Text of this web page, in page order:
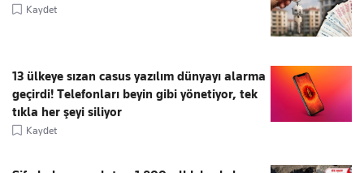
Kaydet
13 ülkeye sızan casus yazılım dünyayı alarma
geçirdi! Telefonları beyin gibi yönetiyor, tek
tıkla her şeyi siliyor
Kaydet